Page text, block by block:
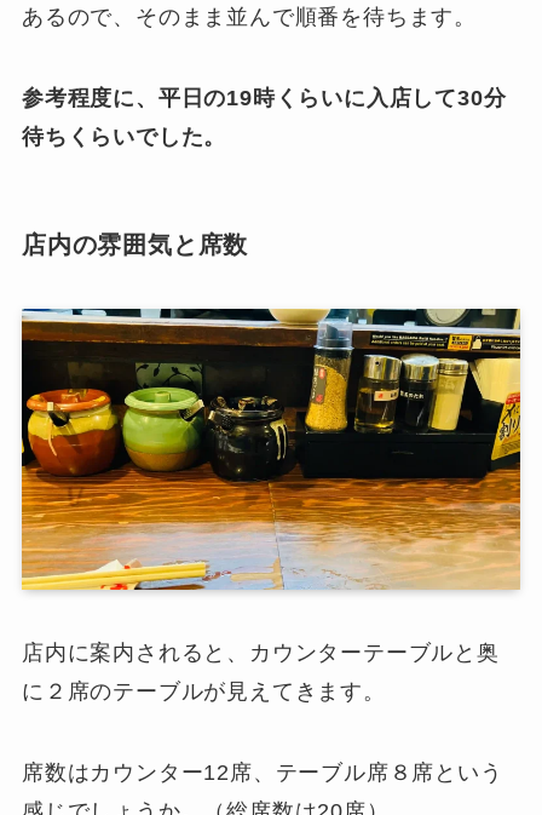
あるので、そのまま並んで順番を待ちます。
参考程度に、平日の19時くらいに入店して30分
待ちくらいでした。
店内の雰囲気と席数
店内に案内されると、カウンターテーブルと奥
に２席のテーブルが見えてきます。
席数はカウンター12席、テーブル席８席という